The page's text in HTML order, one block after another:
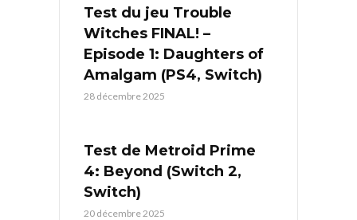
Test du jeu Trouble
Witches FINAL! –
Episode 1: Daughters of
Amalgam (PS4, Switch)
28 décembre 2025
Test de Metroid Prime
4: Beyond (Switch 2,
Switch)
20 décembre 2025